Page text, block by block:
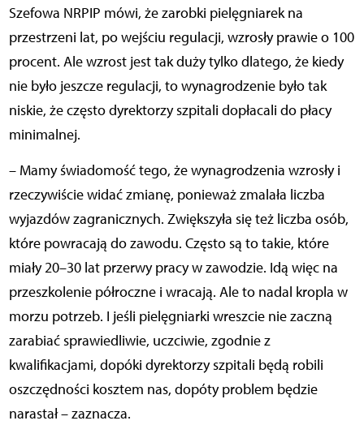
Szefowa NRPIP mówi, że zarobki pielęgniarek na
przestrzeni lat, po wejściu regulacji, wzrosły prawie o 100
procent. Ale wzrost jest tak duży tylko dlatego, że kiedy
nie było jeszcze regulacji, to wynagrodzenie było tak
niskie, że często dyrektorzy szpitali dopłacali do płacy
minimalnej.
– Mamy świadomość tego, że wynagrodzenia wzrosły i
rzeczywiście widać zmianę, ponieważ zmalała liczba
wyjazdów zagranicznych. Zwiększyła się też liczba osób,
które powracają do zawodu. Często są to takie, które
miały 20–30 lat przerwy pracy w zawodzie. Idą więc na
przeszkolenie półroczne i wracają. Ale to nadal kropla w
morzu potrzeb. I jeśli pielęgniarki wreszcie nie zaczną
zarabiać sprawiedliwie, uczciwie, zgodnie z
kwalifikacjami, dopóki dyrektorzy szpitali będą robili
oszczędności kosztem nas, dopóty problem będzie
narastał – zaznacza.